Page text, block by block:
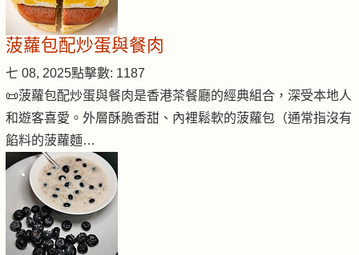
菠蘿包配炒蛋與餐肉
七 08, 2025點擊數: 1187
📜菠蘿包配炒蛋與餐肉是香港茶餐廳的經典組合，深受本地人
和遊客喜愛。外層酥脆香甜、內裡鬆軟的菠蘿包（通常指沒有
餡料的菠蘿麵…